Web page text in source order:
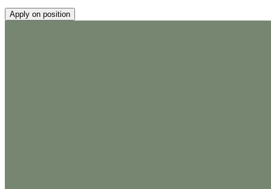
Apply on position